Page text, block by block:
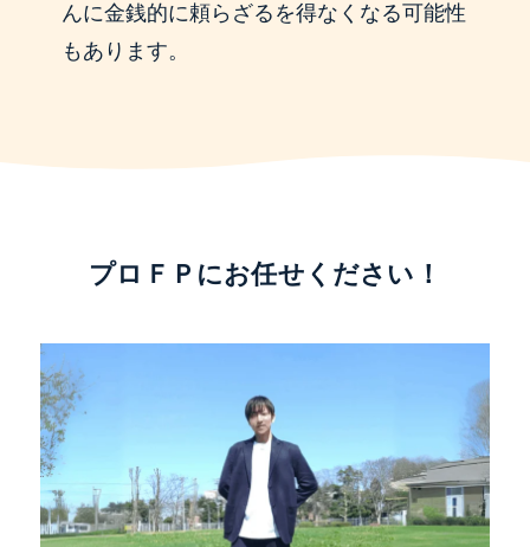
んに金銭的に頼らざるを得なくなる可能性
もあります。
プロＦＰにお任せください！